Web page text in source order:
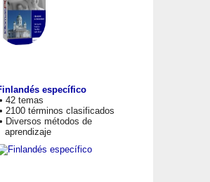
específico
• 42 temas
• 2100 términos clasificados
• Diversos métodos de
aprendizaje